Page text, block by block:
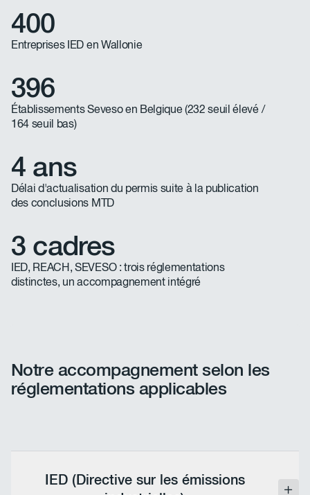
400
Entreprises IED en Wallonie
396
Établissements Seveso en Belgique (232 seuil élevé /
164 seuil bas)
4 ans
Délai d'actualisation du permis suite à la publication
des conclusions MTD
3 cadres
IED, REACH, SEVESO : trois réglementations
distinctes, un accompagnement intégré
Notre accompagnement selon les
réglementations applicables
IED (Directive sur les émissions